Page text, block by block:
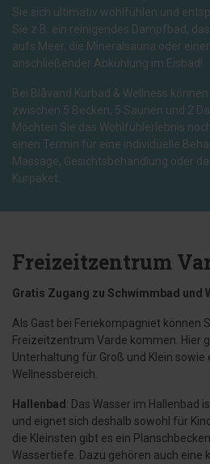
Sie sich ultimativ wohlfühlen und
Sie z.B. ein reinigendes Dampfbad,
aufs Meer, die Mineralsauna oder
anschließender Abkühlung im Eisbad!
Bei Blåvand Kurbad & Wellness
zwischen 5 Becken, 5 Saunen und 2
Möchten Sie das Wohlfühlerlebnis
einen Termin für eine individuelle
Massage, Gesichtsbehandlung oder
Kurpaket.
Freizeitzentrum
Gratis Zugang zu Schwimmbad und
Als Gast bei Feriekompagniet können
Freizeitzentrum Varde kommen. Hier
Unterhaltung für Groß und Klein sowie
Wellnessbereich.
Hallenbad : Das Wasser im Hallenbad
und eignet sich deshalb sowohl für
die Kleinsten gibt es ein
Wassertiefe. Dazu gehören auch eine